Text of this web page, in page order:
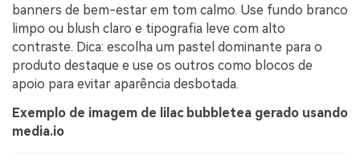
banners de bem-estar em tom calmo. Use fundo branco
limpo ou blush claro e tipografia leve com alto
contraste. Dica: escolha um pastel dominante para o
produto destaque e use os outros como blocos de
apoio para evitar aparência desbotada.
Exemplo de imagem de lilac bubbletea gerado usando
media.io